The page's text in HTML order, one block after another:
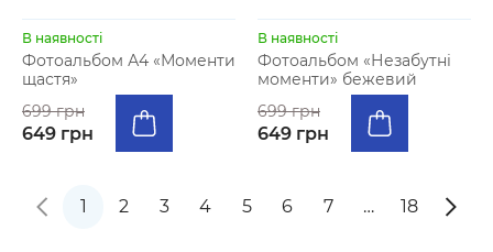
В наявності
Фотоальбом А4 «Моменти
щастя»
699 грн
649 грн
В наявності
Фотоальбом «Незабутні
моменти» бежевий
699 грн
649 грн
1 2 3 4 5 6 7 … 18